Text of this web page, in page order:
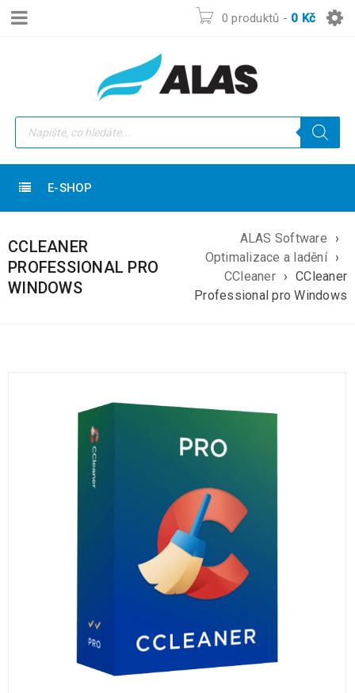
0 produktů - 0 Kč
E-SHOP
CCLEANER
PROFESSIONAL PRO
WINDOWS
ALAS Software
›
Optimalizace a ladění ›
CCleaner › CCleaner
Professional pro Windows